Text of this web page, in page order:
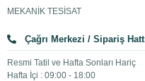
MEKANİK TESİSAT
Çağrı Merkezi / Sipariş
Resmi Tatil ve Hafta Sonları Hariç
Hafta İçi : 09:00 - 18:00